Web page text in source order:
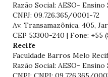
Razão Social: AESO-
CNPJ: 09.726.365/0001-72
Av. Transamazônica, 405,
CEP 53300-240 | Fone: +55
Recife
Faculdade Barros Melo
Razão Social: AESO-